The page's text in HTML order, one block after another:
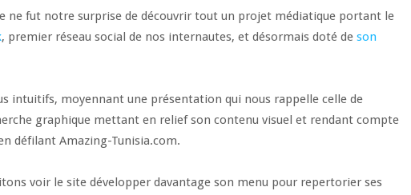
ne fut notre surprise de découvrir tout un projet médiatique portant le
, premier réseau social de nos internautes, et désormais doté de son
intuitifs, moyennant une présentation qui nous rappelle celle de
graphique mettant en relief son contenu visuel et rendant compte
défilant Amazing-Tunisia.com.
voir le site développer davantage son menu pour repertorier ses